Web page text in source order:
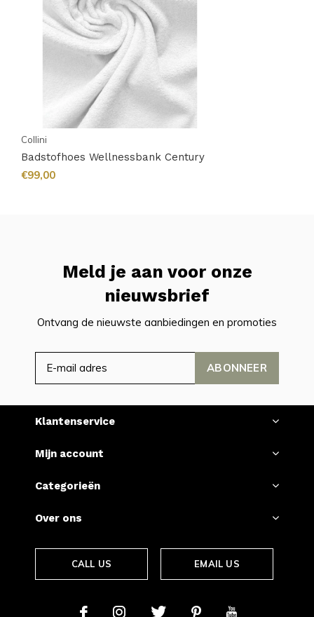
Collini
Badstofhoes Wellnessbank Century
€99,00
Meld je aan voor onze
nieuwsbrief
Ontvang de nieuwste aanbiedingen en promoties
ABONNEER
Klantenservice
Mijn account
Categorieën
Over ons
CALL US EMAIL US